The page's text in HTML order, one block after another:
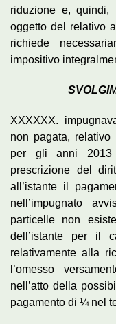
riduzione e, quindi,
oggetto del relativo
richiede
impositivo
XXXXXX.
non pagata, relativo
per gli anni 2013
prescrizione del
all’istante il
nell’impugnato
particelle non
dell’istante per il
relativamente alla
l’omesso
nell’atto della
pagamento di ¼ nel